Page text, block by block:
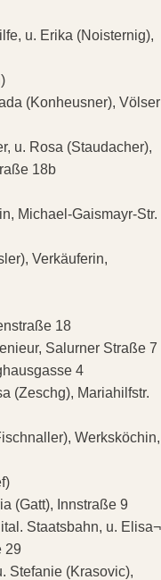
u. Erika (Noisternig),
(Konheusner), Völser
u. Rosa (Staudacher),
18b
Michael-Gaismayr-Str.
Verkäuferin,
18
Salurner Straße 7
4
(Zeschg), Mariahilfstr.
Werksköchin,
(Gatt), Innstraße 9
Staatsbahn, u. Elisa¬
29
Stefanie (Krasovic),